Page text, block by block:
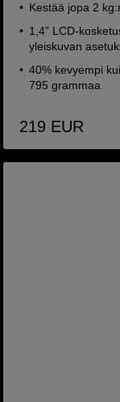
Kestää jopa 2
1,4” LCD-
yleiskuvan
40% kevyempi
795 grammaa
219 EUR